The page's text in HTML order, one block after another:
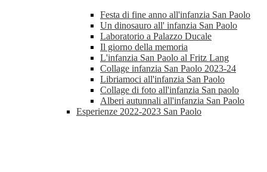
Festa di fine anno all'infanzia San Paolo
Un dinosauro all' infanzia San Paolo
Laboratorio a Palazzo Ducale
Il giorno della memoria
L'infanzia San Paolo al Fritz Lang
Collage infanzia San Paolo 2023-24
Libriamoci all'infanzia San Paolo
Collage di foto all'infanzia San paolo
Alberi autunnali all'infanzia San Paolo
Esperienze 2022-2023 San Paolo